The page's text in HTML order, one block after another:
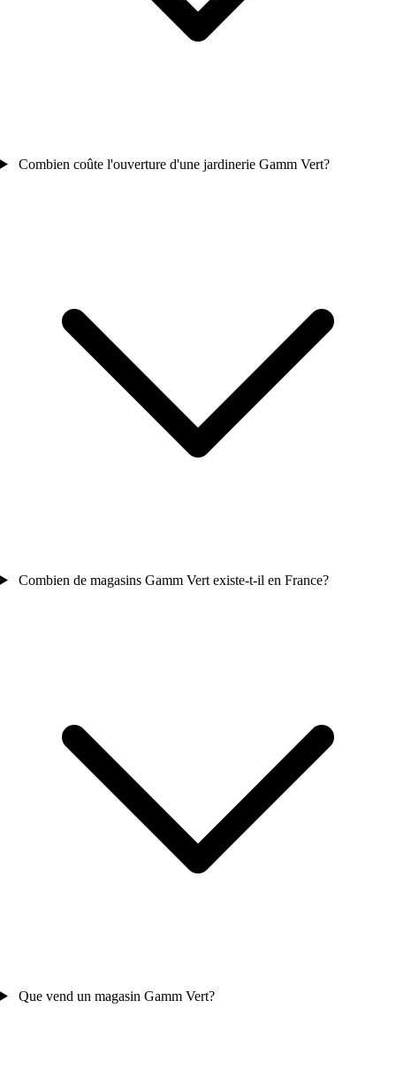
Combien coûte l'ouverture d'une jardinerie Gamm Vert?
Combien de magasins Gamm Vert existe-t-il en France?
Que vend un magasin Gamm Vert?